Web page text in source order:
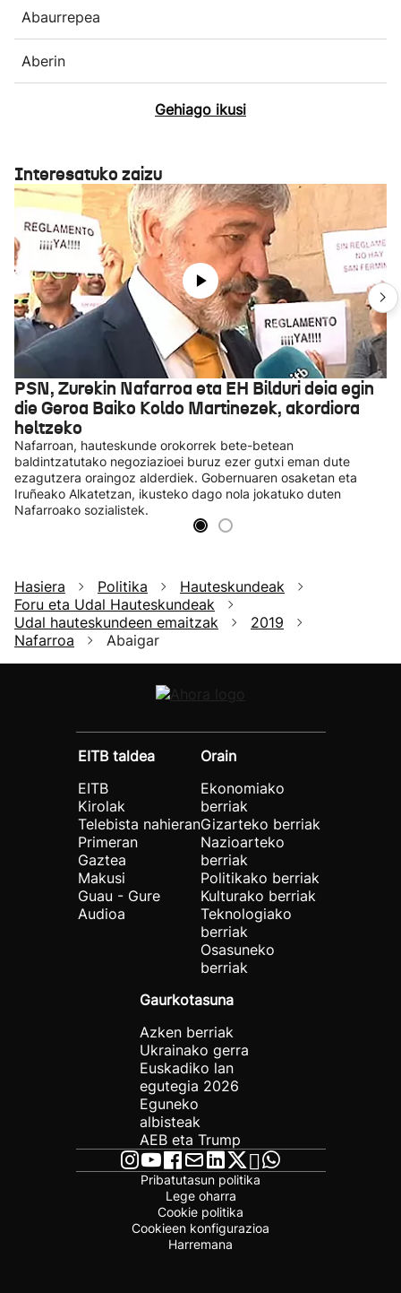
Abaurrepea
Aberin
Gehiago ikusi
Interesatuko zaizu
PSN, Zurekin Nafarroa eta EH Bilduri deia egin
die Geroa Baiko Koldo Martinezek, akordiora
heltzeko
Nafarroan, hauteskunde orokorrek bete-betean
baldintzatutako negoziazioei buruz ezer gutxi eman dute
ezagutzera oraingoz alderdiek. Gobernuaren osaketan eta
Iruñeako Alkatetzan, ikusteko dago nola jokatuko duten
Nafarroako sozialistek.
Hasiera Politika
Hauteskundeak
Foru eta Udal Hauteskundeak
Udal hauteskundeen emaitzak
2019
Nafarroa
Abaigar
EITB taldea
EITB
Kirolak
Telebista nahieran
Primeran
Gaztea
Makusi
Guau - Gure
Audioa
Orain
Ekonomiako
berriak
Gizarteko berriak
Nazioarteko
berriak
Politikako berriak
Kulturako berriak
Teknologiako
berriak
Osasuneko
berriak
Gaurkotasuna
Azken berriak
Ukrainako gerra
Euskadiko lan
egutegia 2026
Eguneko
albisteak
AEB eta Trump
Pribatutasun politika
Lege oharra
Cookie politika
Cookieen konfigurazioa
Harremana